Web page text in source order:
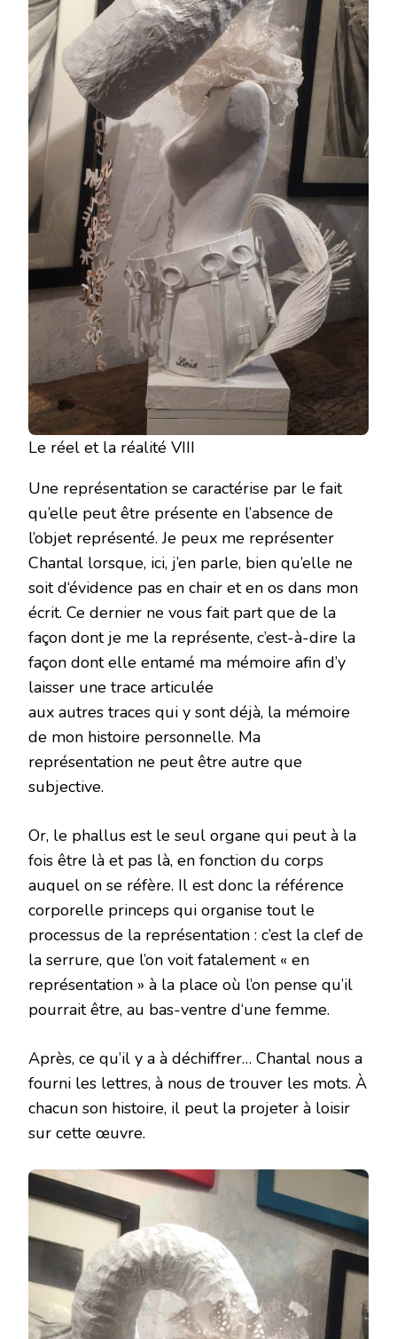
Le réel et la réalité VIII
Une représentation se caractérise par le fait
qu’elle peut être présente en l’absence de
l’objet représenté. Je peux me représenter
Chantal lorsque, ici, j’en parle, bien qu’elle ne
soit d‘évidence pas en chair et en os dans mon
écrit. Ce dernier ne vous fait part que de la
façon dont je me la représente, c’est-à-dire la
façon dont elle entamé ma mémoire afin d’y
laisser une trace articulée
aux autres traces qui y sont déjà, la mémoire
de mon histoire personnelle. Ma
représentation ne peut être autre que
subjective.
Or, le phallus est le seul organe qui peut à la
fois être là et pas là, en fonction du corps
auquel on se réfère. Il est donc la référence
corporelle princeps qui organise tout le
processus de la représentation : c’est la clef de
la serrure, que l’on voit fatalement « en
représentation » à la place où l’on pense qu’il
pourrait être, au bas-ventre d‘une femme.
Après, ce qu’il y a à déchiffrer… Chantal nous a
fourni les lettres, à nous de trouver les mots. À
chacun son histoire, il peut la projeter à loisir
sur cette œuvre.